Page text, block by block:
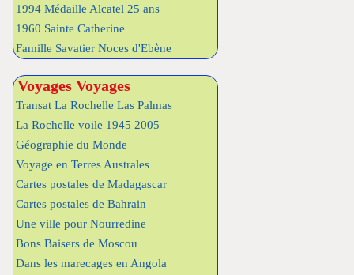
1994 Médaille Alcatel 25 ans
1960 Sainte Catherine
Famille Savatier Noces d'Ebène
Voyages Voyages
Transat La Rochelle Las Palmas
La Rochelle voile 1945 2005
Géographie du Monde
Voyage en Terres Australes
Cartes postales de Madagascar
Cartes postales de Bahrain
Une ville pour Nourredine
Bons Baisers de Moscou
Dans les marecages en Angola